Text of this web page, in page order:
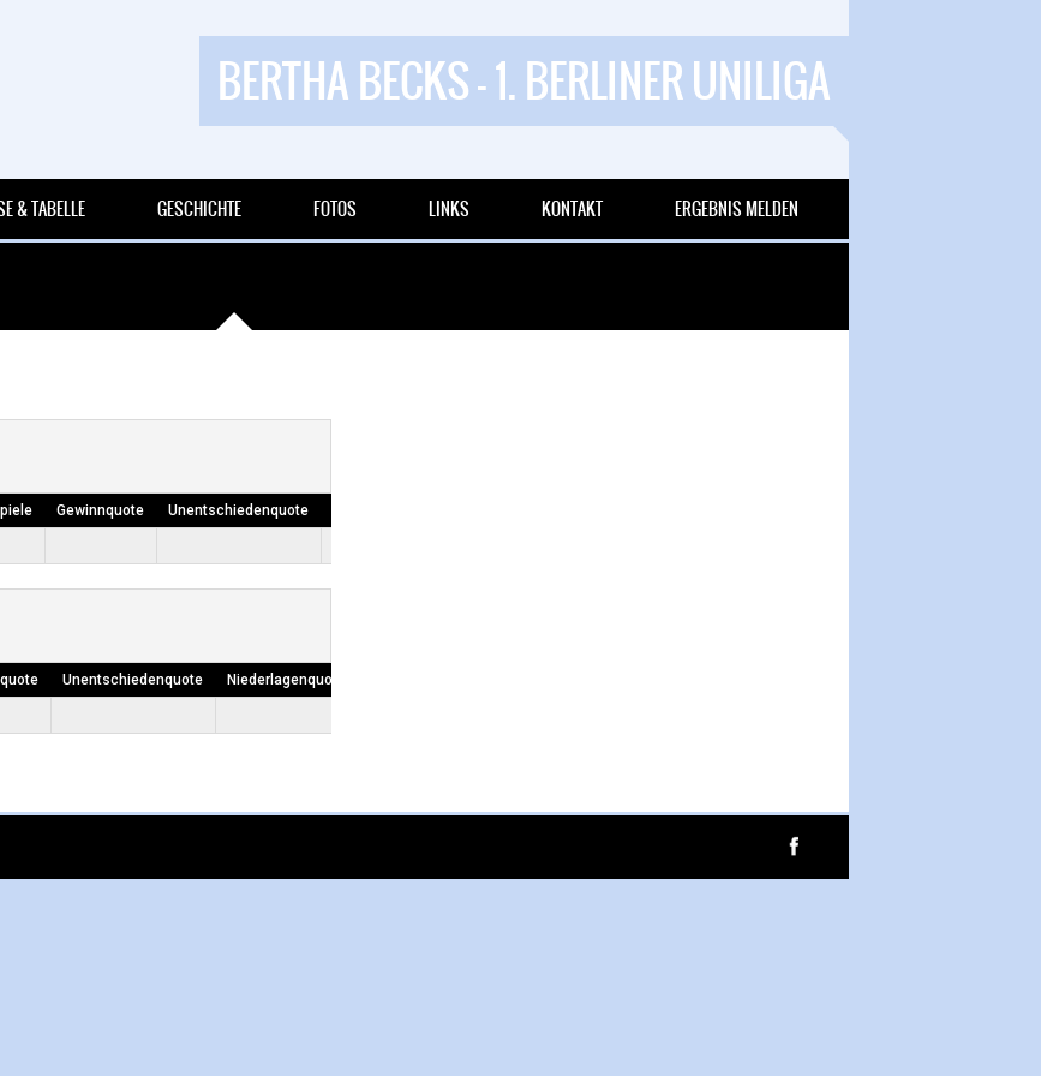
BERTHA BECKS - 1. BERLINER UNILIGA
& TABELLE GESCHICHTE FOTOS LINKS KONTAKT ERGEBNIS MELDEN
Gewinnquote Unentschiedenquote
Unentschiedenquote Niederlagenquote